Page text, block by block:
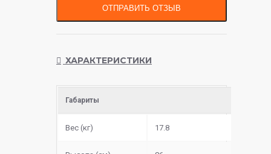
ОТПРАВИТЬ ОТЗЫВ
ХАРАКТЕРИСТИКИ
Габариты
Вес (кг) 17.8